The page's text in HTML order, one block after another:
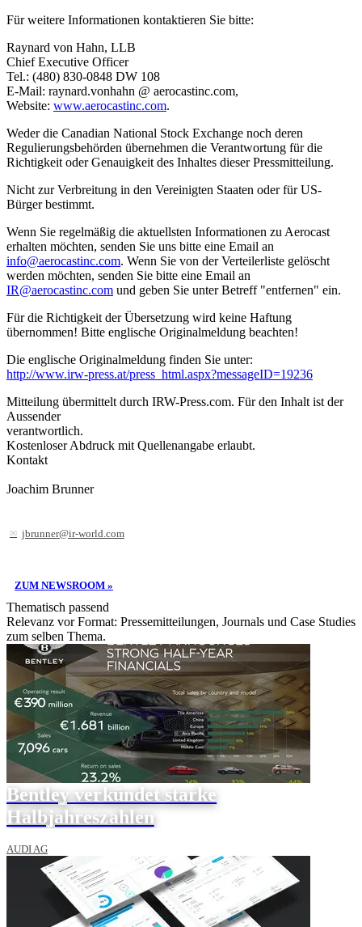
Für weitere Informationen kontaktieren Sie bitte:
Raynard von Hahn, LLB
Chief Executive Officer
Tel.: (480) 830-0848 DW 108
E-Mail: raynard.vonhahn @ aerocastinc.com,
Website: www.aerocastinc.com.
Weder die Canadian National Stock Exchange noch deren
Regulierungsbehörden übernehmen die Verantwortung für die
Richtigkeit oder Genauigkeit des Inhaltes dieser Pressmitteilung.
Nicht zur Verbreitung in den Vereinigten Staaten oder für US-
Bürger bestimmt.
Wenn Sie regelmäßig die aktuellsten Informationen zu Aerocast
erhalten möchten, senden Sie uns bitte eine Email an
info@aerocastinc.com. Wenn Sie von der Verteilerliste gelöscht
werden möchten, senden Sie bitte eine Email an
IR@aerocastinc.com und geben Sie unter Betreff "entfernen" ein.
Für die Richtigkeit der Übersetzung wird keine Haftung
übernommen! Bitte englische Originalmeldung beachten!
Die englische Originalmeldung finden Sie unter:
http://www.irw-press.at/press_html.aspx?messageID=19236
Mitteilung übermittelt durch IRW-Press.com. Für den Inhalt ist der
Aussender
verantwortlich.
Kostenloser Abdruck mit Quellenangabe erlaubt.
Kontakt
Joachim Brunner
jbrunner@ir-world.com
ZUM NEWSROOM »
Thematisch passend
Relevanz vor Format: Pressemitteilungen, Journals und Case Studies
zum selben Thema.
Bentley verkündet starke
Halbjahreszahlen
AUDI AG